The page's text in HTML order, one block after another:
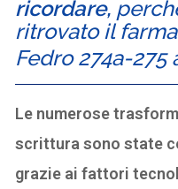
ricordare,
ritrovato il
Fedro 274a-275
Le numerose
scrittura sono state
grazie ai fattori